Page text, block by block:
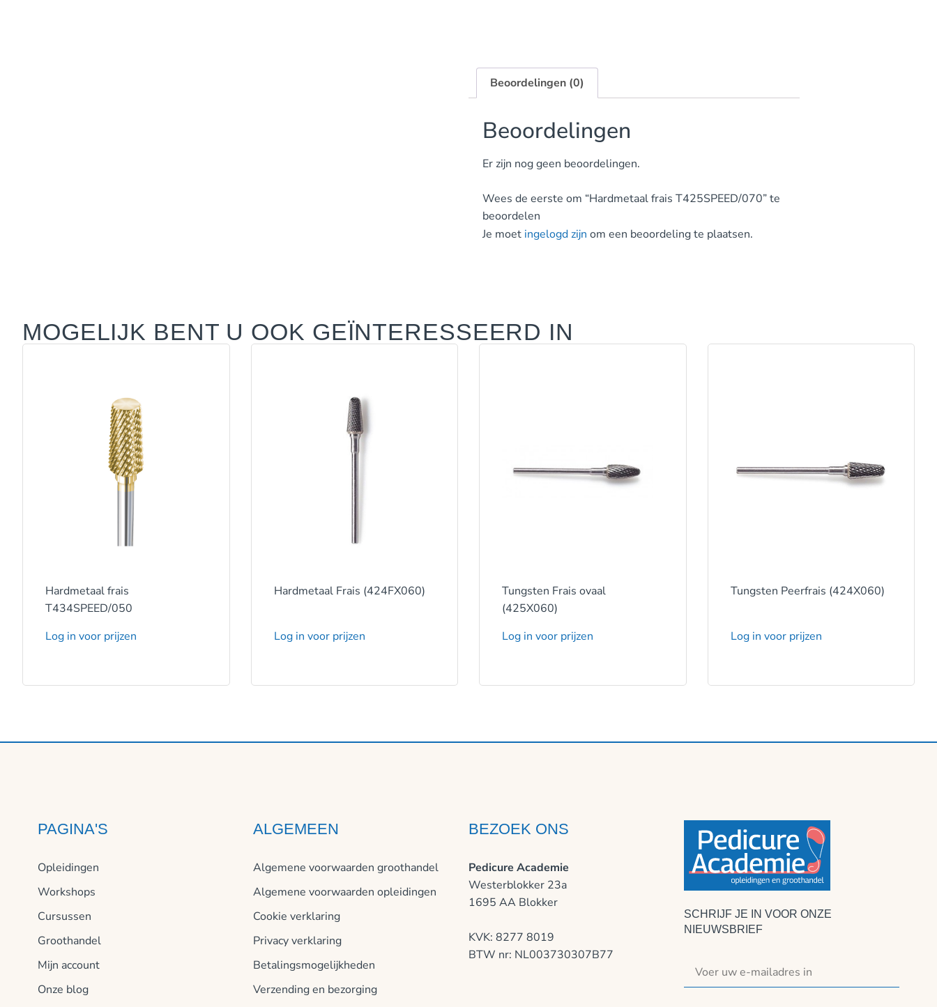
Beoordelingen (0)
Beoordelingen
Er zijn nog geen beoordelingen.
Wees de eerste om “Hardmetaal frais T425SPEED/070” te
beoordelen
Je moet ingelogd zijn om een beoordeling te plaatsen.
MOGELIJK BENT U OOK GEÏNTERESSEERD IN
Hardmetaal frais
T434SPEED/050
Log in voor prijzen
Hardmetaal Frais (424FX060)
Log in voor prijzen
Tungsten Frais ovaal
(425X060)
Log in voor prijzen
Tungsten Peerfrais (424X060)
Log in voor prijzen
PAGINA'S
Opleidingen
Workshops
Cursussen
Groothandel
Mijn account
Onze blog
ALGEMEEN
Algemene voorwaarden groothandel
Algemene voorwaarden opleidingen
Cookie verklaring
Privacy verklaring
Betalingsmogelijkheden
Verzending en bezorging
BEZOEK ONS
Pedicure Academie
Westerblokker 23a
1695 AA Blokker
KVK: 8277 8019
BTW nr: NL003730307B77
SCHRIJF JE IN VOOR ONZE
NIEUWSBRIEF